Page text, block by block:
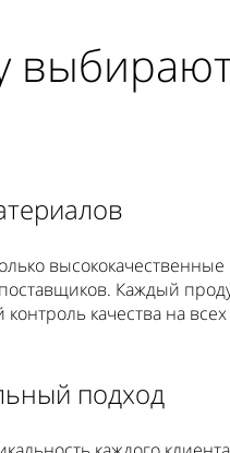
Каждый
качества на всех
подход